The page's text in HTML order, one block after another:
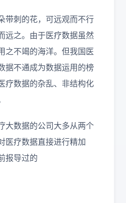
带刺的花，可远观而不行
远之。由于医疗数据虽然
之不竭的海洋。但我国医
据不通成为数据运用的榜
疗数据的杂乱、非结构化
大数据的公司大多从两个
医疗数据直接进行精加
报导过的